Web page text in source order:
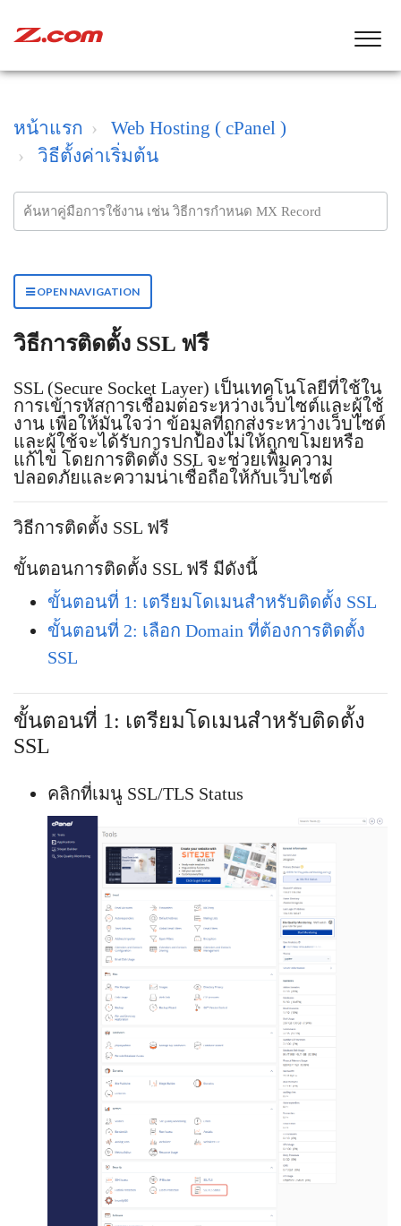
หน้าแรก
Web Hosting ( cPanel )
วิธีตั้งค่าเริ่มต้น
OPEN NAVIGATION
วิธีการติดตั้ง SSL ฟรี
SSL (Secure Socket Layer) เป็นเทคโนโลยีที่ใช้ใน
การเข้ารหัสการเชื่อมต่อระหว่างเว็บไซต์และผู้ใช้
งาน เพื่อให้มั่นใจว่า ข้อมูลที่ถูกส่งระหว่างเว็บไซต์
และผู้ใช้จะได้รับการปกป้องไม่ให้ถูกขโมยหรือ
แก้ไข โดยการติดตั้ง SSL จะช่วยเพิ่มความ
ปลอดภัยและความน่าเชื่อถือให้กับเว็บไซต์
วิธีการติดตั้ง SSL ฟรี
ขั้นตอนการติดตั้ง SSL ฟรี มีดังนี้
ขั้นตอนที่ 1: เตรียมโดเมนสำหรับติดตั้ง SSL
ขั้นตอนที่ 2: เลือก Domain ที่ต้องการติดตั้ง
SSL
ขั้นตอนที่ 1: เตรียมโดเมนสำหรับติดตั้ง
SSL
คลิกที่เมนู SSL/TLS Status